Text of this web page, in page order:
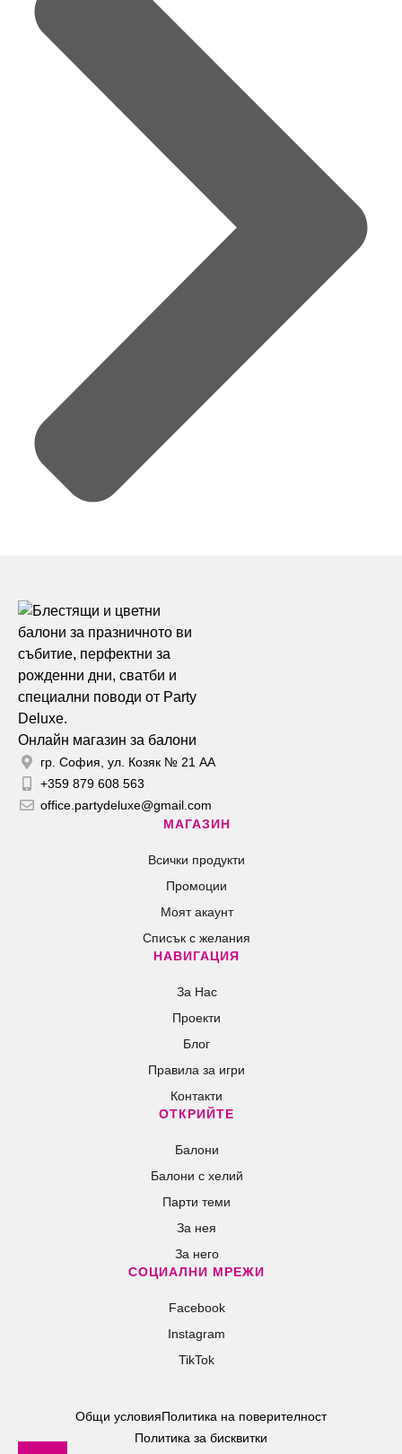
Онлайн магазин за балони
гр. София, ул. Козяк № 21 АА
+359 879 608 563
office.partydeluxe@gmail.com
МАГАЗИН
Всички продукти
Промоции
Моят акаунт
Списък с желания
НАВИГАЦИЯ
За Нас
Проекти
Блог
Правила за игри
Контакти
ОТКРИЙТЕ
Балони
Балони c хелий
Парти теми
За нея
За него
СОЦИАЛНИ МРЕЖИ
Facebook
Instagram
TikTok
Общи условияПолитика на поверителност
Политика за бисквитки